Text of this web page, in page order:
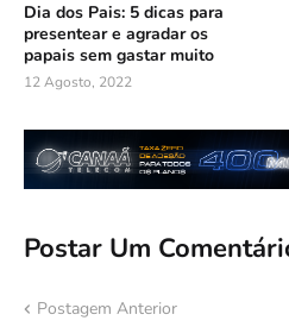
Dia dos Pais: 5 dicas para
presentear e agradar os
papais sem gastar muito
12 Agosto, 2022
Postar Um
Postagem Anterior